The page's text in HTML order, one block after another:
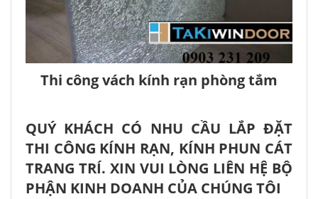
Thi công vách kính rạn phòng tắm
QUÝ KHÁCH CÓ NHU CẦU LẮP ĐẶT
THI CÔNG KÍNH RẠN, KÍNH PHUN CÁT
TRANG TRÍ. XIN VUI LÒNG LIÊN HỆ BỘ
PHẬN KINH DOANH CỦA CHÚNG TÔI